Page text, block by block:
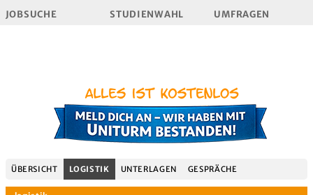
JOBSUCHE
STUDIENWAHL UMFRAGEN
ÜBERSICHT LOGISTIK UNTERLAGEN GESPRÄCHE